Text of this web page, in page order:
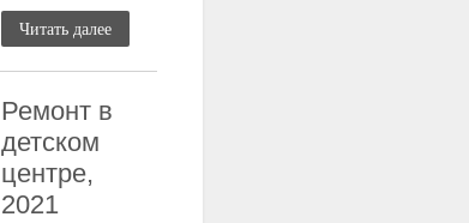
Читать далее
Ремонт в
детском
центре,
2021